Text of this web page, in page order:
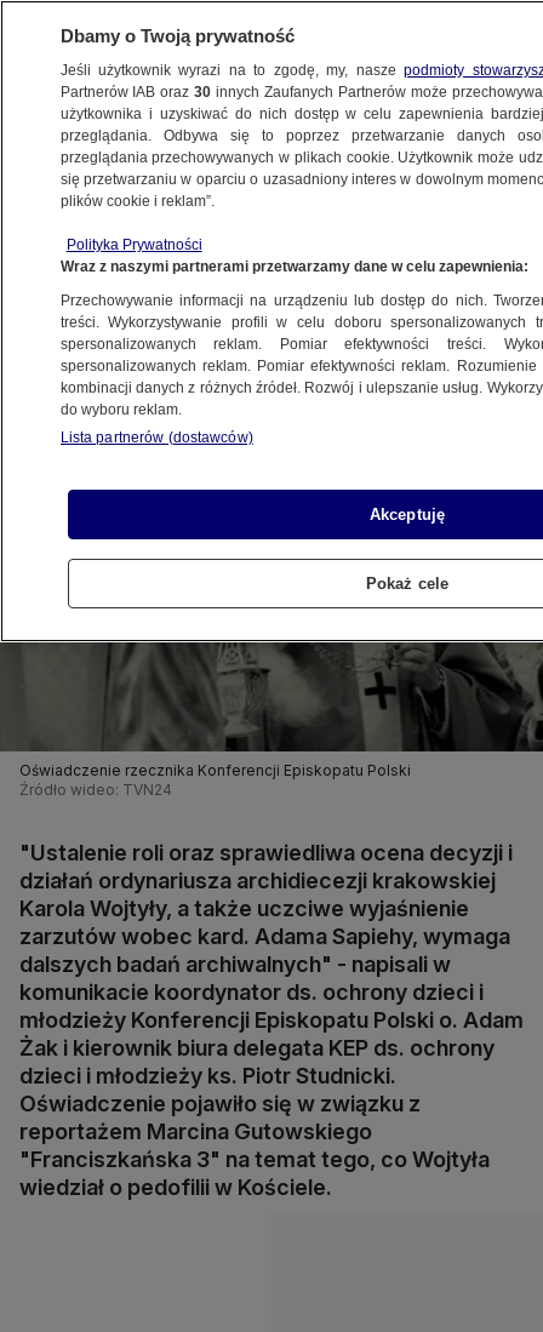
POLSKA
Wojtyły wymaga dalszych badań
archiwalnych
7.03.2023, 19:07
Udostępnij
Oświadczenie rzecznika Konferencji Episkopatu Polski
Źródło wideo: TVN24
"Ustalenie roli oraz sprawiedliwa ocena decyzji i
działań ordynariusza archidiecezji krakowskiej
Karola Wojtyły, a także uczciwe wyjaśnienie
zarzutów wobec kard. Adama Sapiehy, wymaga
dalszych badań archiwalnych" - napisali w
komunikacie koordynator ds. ochrony dzieci i
młodzieży Konferencji Episkopatu Polski o. Adam
Żak i kierownik biura delegata KEP ds. ochrony
dzieci i młodzieży ks. Piotr Studnicki.
Oświadczenie pojawiło się w związku z
reportażem Marcina Gutowskiego
"Franciszkańska 3" na temat tego, co Wojtyła
wiedział o pedofilii w Kościele.
Dbamy o Twoją prywatność
Jeśli użytkownik wyrazi na to zgodę, my, naszepodmioty
Partnerów IAB oraz30 innych Zaufanych Partnerów może
użytkownika i uzyskiwać do nich dostęp w celu zapewnienia
przeglądania. Odbywa się to poprzez przetwarzanie danych
przeglądania przechowywanych w plikach cookie. Użytkownik może
się przetwarzaniu w oparciu o uzasadniony interes w dowolnym
plików cookie i reklam”.
Polityka Prywatności
Wraz z naszymi partnerami przetwarzamy dane w celu zapewnienia:
Przechowywanie informacji na urządzeniu lub dostęp do nich.
treści. Wykorzystywanie profili w celu doboru spersonalizowanych
spersonalizowanych reklam. Pomiar efektywności treści.
spersonalizowanych reklam. Pomiar efektywności reklam.
kombinacji danych z różnych źródeł. Rozwój i ulepszanie usług.
do wyboru reklam.
Lista partnerów (dostawców)
Akceptuję
Pokaż cele